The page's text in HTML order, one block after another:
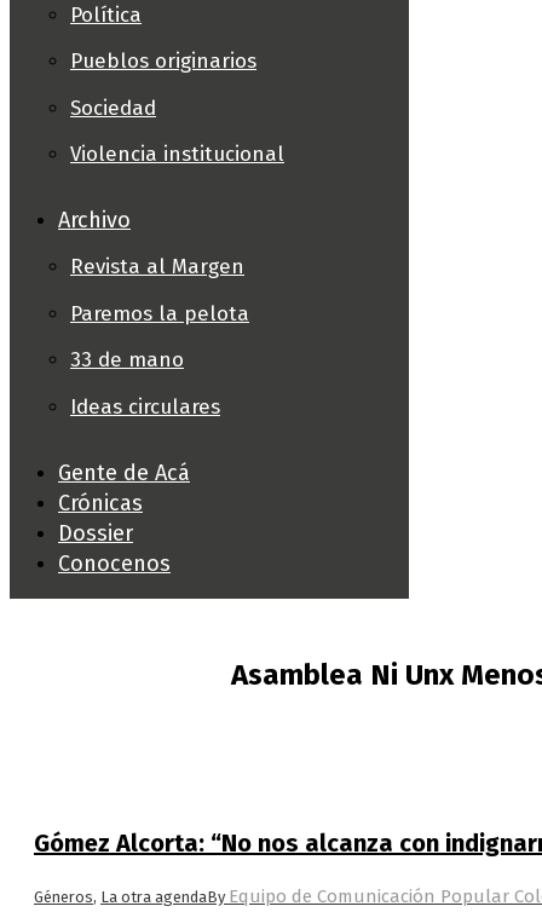
Política
Pueblos originarios
Sociedad
Violencia institucional
Archivo
Revista al Margen
Paremos la pelota
33 de mano
Ideas circulares
Gente de Acá
Crónicas
Dossier
Conocenos
Asamblea Ni Unx
Gómez Alcorta: “No nos alcanza con
Géneros, La otra agendaBy Equipo de Comunicación Popular